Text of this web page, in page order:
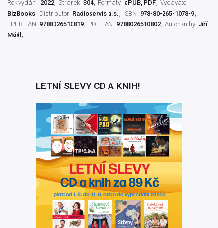
Rok vydání 2022 Stránek 304 Formáty ePUB, PDF Vydavatel
BizBooks
Distributor Radioservis a.s. ISBN 978-80-265-1078-9
EPUB EAN 9788026510819 PDF EAN 9788026510802 Autor knihy Jiří
Mádl
LETNÍ SLEVY CD A KNIH!